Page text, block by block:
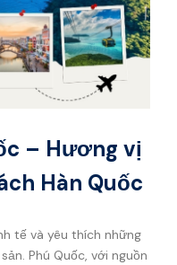
– Hương vị
Hàn Quốc
tế và yêu thích những
Phú Quốc, với nguồn